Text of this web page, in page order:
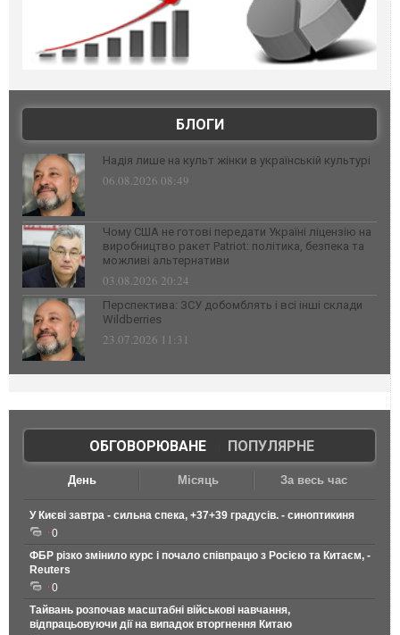
БЛОГИ
Надія лише на культ жінки в українській культурі
06.08.2026 08:49
Чому США не готові передати Україні ліцензію на
виробництво ракет Patriot: політика, безпека та
можливі альтернативи
03.08.2026 20:24
Перспектива: ЗСУ добомблять і всі інші склади
Wildberries
23.07.2026 11:31
ОБГОВОРЮВАНЕ| ПОПУЛЯРНЕ
День Місяць За весь час
У Києві завтра - сильна спека, +37+39 градусів. - синоптикиня
0
ФБР різко змінило курс і почало співпрацю з Росією та Китаєм, -
Reuters
0
Тайвань розпочав масштабні військові навчання,
відпрацьовуючи дії на випадок вторгнення Китаю